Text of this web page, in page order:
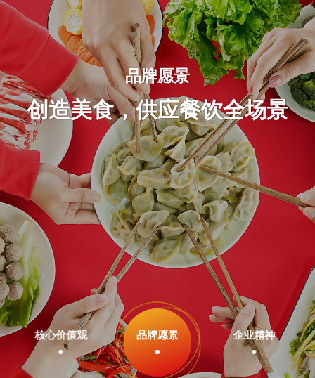
核心价值观
客户满意、员工提升、企业发
展
品牌愿景
创造美食，供应餐饮全场景
核心价值观 品牌愿景 企业精神